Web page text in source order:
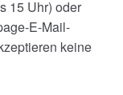
15 Uhr) oder
E-Mail-
keine